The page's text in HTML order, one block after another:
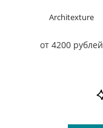
Architexture
от 4200 рублей